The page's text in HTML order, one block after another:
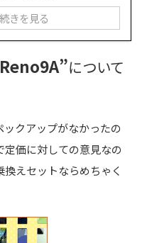
続きを見る
について
クアップがなかったの
価に対しての意見なの
えセットならめちゃく